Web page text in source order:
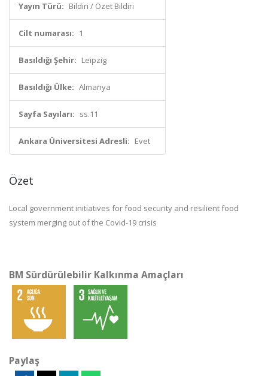
Yayın Türü: Bildiri / Özet Bildiri
Cilt numarası: 1
Basıldığı Şehir: Leipzig
Basıldığı Ülke: Almanya
Sayfa Sayıları: ss.11
Ankara Üniversitesi Adresli: Evet
Özet
Local government initiatives for food security and resilient food
system merging out of the Covid-19 crisis
BM Sürdürülebilir Kalkınma Amaçları
Paylaş